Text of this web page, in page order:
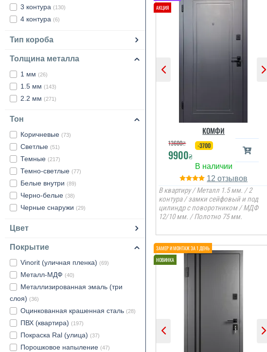
3 контура (130)
4 контура (6)
Тип короба
Толщина металла
1 мм (26)
1.5 мм (143)
2.2 мм (271)
Тон
Коричневые (73)
Светлые (51)
Темные (217)
Темно-светлые (77)
Белые внутри (89)
Черно-белые (38)
Черные снаружи (29)
Цвет
Покрытие
Vinorit (уличная пленка) (69)
Металл-МДФ (40)
Металлизированная эмаль (три
слоя) (36)
Оцинкованная крашенная сталь (28)
ПВХ (квартира) (197)
Покраска Ral (улица) (37)
Порошковое напыление (47)
КОМФИ
13600₴
9900₴
-3700
12
В квартиру / Металл 1.5 мм. / 2
контура / замки сейфовый и под
цилиндр с поворотником / МДФ
12/10 мм. / Полотно 75 мм.